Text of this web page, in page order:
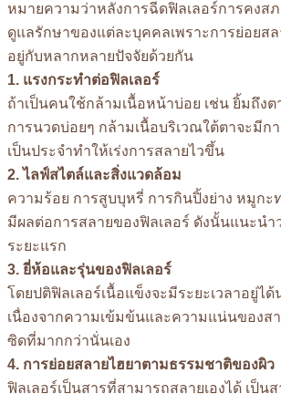
หมายความว่าหลังการฉีดฟิลเลอร์การคงส
ดูแลรักษาของแต่ละบุคคลเพราะการย่อยส
อยู่กับหลากหลายปัจจัยด้วยกัน
1. แรงกระทำต่อฟิลเลอร์
ถ้าเป็นคนใช้กล้ามเนื้อหน้าบ่อย เช่น ยิ้มถึง
การนวดบ่อยๆ กล้ามเนื้อบริเวณใต้ตาจะมีก
เป็นประจำทำให้เร่งการสลายไวขึ้น
2. ไลฟ์สไตล์และสิ่งแวดล้อม
ความร้อย การสูบบุหรี่ การกินปิ้งย่าง หมูกะ
มีผลต่อการสลายของฟิลเลอร์ ดังนั้นแนะนำ
ระยะแรก
3. ยี่ห้อและรุ่นของฟิลเลอร์
โดยปติฟิลเลอร์เนื้อแข็งจะมีระยะเวลาอยู่ไ
เนื่องจากความเข้มข้นและความแน่นของส
ซิดที่มากกว่านั่นเอง
4. การย่อยสลายไฮยาตามธรรมชาติของผิว
ฟิลเลอร์เป็นสารที่สามารถสลายเองได้ เป็น